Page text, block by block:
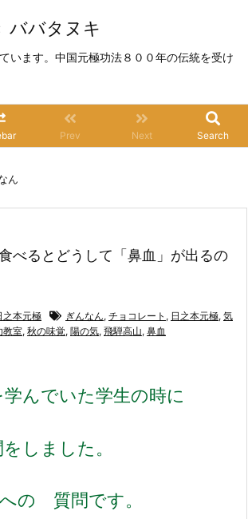
ババタヌキ
います。中国元極功法８００年の伝統を受け
Prev Next Search
ん
べるとどうして「鼻血」が出るの
之本元極 ぎんなん, チョコレート , 日之本元極, 気
教室, 秋の味覚, 陽の気, 飛騨高山, 鼻血
んでいた学生の時に
しました。
の 質問です。